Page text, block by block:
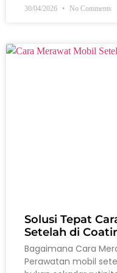
30/04/2026 No Comments
Solusi Tepat
Setelah di
Bagaimana Cara
Perawatan mobil